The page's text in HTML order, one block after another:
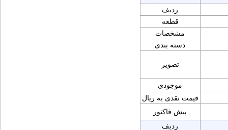
ردیف
قطعه
مشخصات
دسته بندی
تصویر
موجودی
قیمت نقدی به ریال
پیش فاکتور
ردیف